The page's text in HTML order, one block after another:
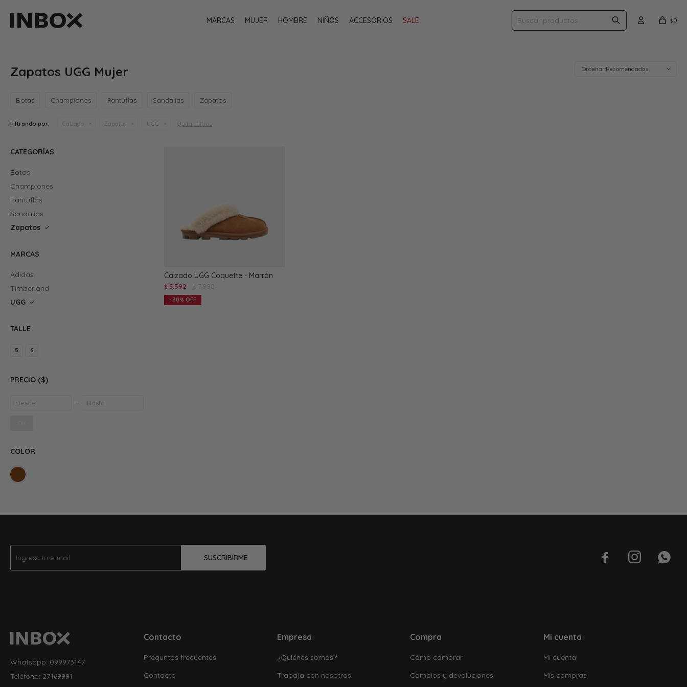
MARCAS MUJER HOMBRE NIÑOS ACCESORIOS SALE $0
Zapatos UGG Mujer Recomendados
Botas Championes Pantuflas Sandalias Zapatos
Filtrando por: Calzado Zapatos UGG Quitar filtros
Calzado UGG Coquette - Marrón
$ 5.592 $ 7.990
30
CATEGORÍAS
Botas
Championes
Pantuflas
Sandalias
Zapatos
MARCAS
Adidas
Timberland
UGG
TALLE
5 6
PRECIO ($)
COLOR
SUSCRIBIRME   
Whatsapp: 099973147
Teléfono: 27169991
Contacto
Preguntas frecuentes
Contacto
Empresa
¿Quiénes somos?
Trabaja con nosotros
Compra
Cómo comprar
Cambios y devoluciones
Mi cuenta
Mi cuenta
Mis compras